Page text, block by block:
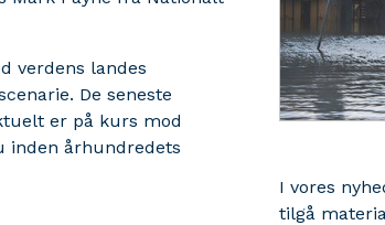
verdens landes
De seneste
er på kurs mod
inden århundredets
I vores
tilgå